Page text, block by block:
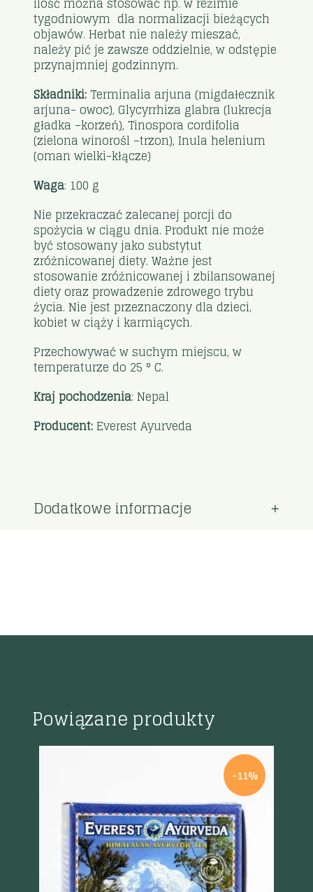
tygodniowym dla normalizacji bieżących
objawów. Herbat nie należy mieszać,
należy pić je zawsze oddzielnie, w odstępie
przynajmniej godzinnym.
Składniki:Terminalia arjuna (migdałecznik
arjuna- owoc), Glycyrrhiza glabra (lukrecja
gładka –korzeń), Tinospora cordifolia
(zielona winorośl –trzon), Inula helenium
(oman wielki-kłącze)
Waga: 100 g
Nie przekraczać zalecanej porcji do
spożycia w ciągu dnia. Produkt nie może
być stosowany jako substytut
zróżnicowanej diety. Ważne jest
stosowanie zróżnicowanej i zbilansowanej
diety oraz prowadzenie zdrowego trybu
życia. Nie jest przeznaczony dla dzieci,
kobiet w ciąży i karmiących.
Przechowywać w suchym miejscu, w
temperaturze do 25 ° C.
Kraj pochodzenia: Nepal
Producent: Everest Ayurveda
Dodatkowe informacje
Powiązane produkty
-11%